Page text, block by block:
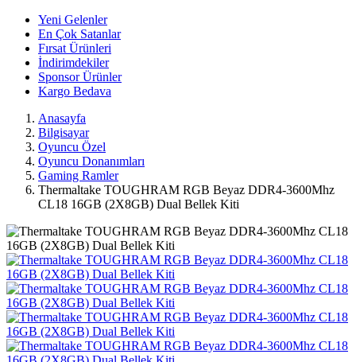
Yeni Gelenler
En Çok Satanlar
Fırsat Ürünleri
İndirimdekiler
Sponsor Ürünler
Kargo Bedava
Anasayfa
Bilgisayar
Oyuncu Özel
Oyuncu Donanımları
Gaming Ramler
Thermaltake TOUGHRAM RGB Beyaz DDR4-3600Mhz
CL18 16GB (2X8GB) Dual Bellek Kiti